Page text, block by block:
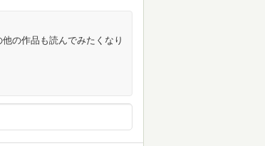
の作品も読んでみたくなり